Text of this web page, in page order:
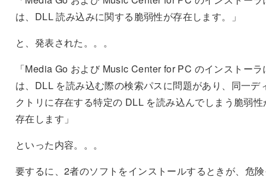
は、DLL 読み込みに関する脆弱性が存在します。」
と、発表された。。。
「Media Go および Music Center for PC のインストーラ
は、DLL を読み込む際の検索パスに問題があり、同一デ
クトリに存在する特定の DLL を読み込んでしまう脆弱性
存在します」
といった内容。。。
要するに、2者のソフトをインストールするときが、危